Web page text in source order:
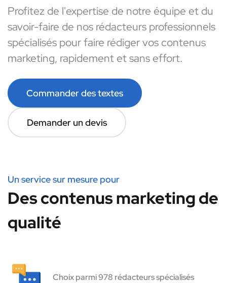
Profitez de l'expertise de notre équipe et du
savoir-faire de nos rédacteurs professionnels
spécialisés pour faire rédiger vos contenus
marketing, rapidement et sans effort.
Commander des textes
Demander un devis
Un service sur mesure pour
Des contenus marketing de
qualité
Choix parmi 978 rédacteurs spécialisés